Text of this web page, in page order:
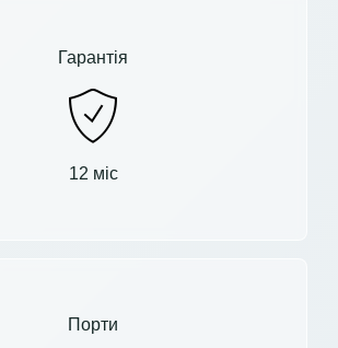
Гарантія
12 міс
Порти